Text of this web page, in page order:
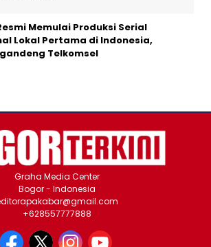
Memulai Produksi Serial
Lokal Pertama di Indonesia,
Telkomsel
Graha Media Center
Bogor - Indonesia
+628557777888